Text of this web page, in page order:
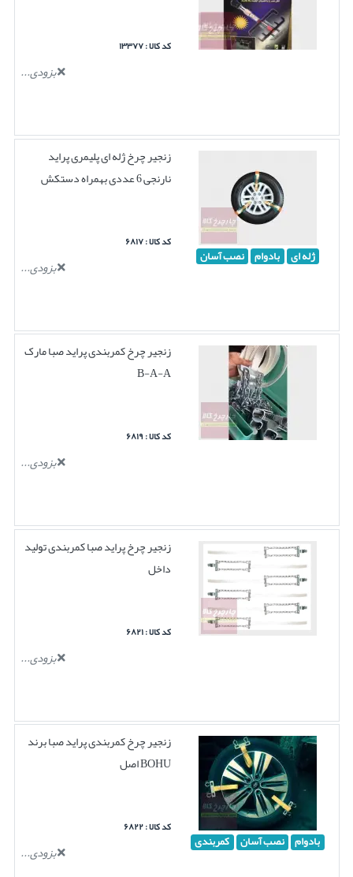
کد کالا : ۱۳۳۷۷
بزودی...
ژله ای بادوام نصب آسان
زنجیر چرخ ژله ای پلیمری پراید
نارنجی 6 عددی بهمراه دستکش
کد کالا : ۶۸۱۷
بزودی...
زنجیر چرخ کمربندی پراید صبا مارک
B-A-A
کد کالا : ۶۸۱۹
بزودی...
زنجیر چرخ پراید صبا کمربندی تولید
داخل
کد کالا : ۶۸۲۱
بزودی...
بادوام نصب آسان کمربندی
زنجیر چرخ کمربندی پراید صبا برند
BOHU اصل
کد کالا : ۶۸۲۲
بزودی...